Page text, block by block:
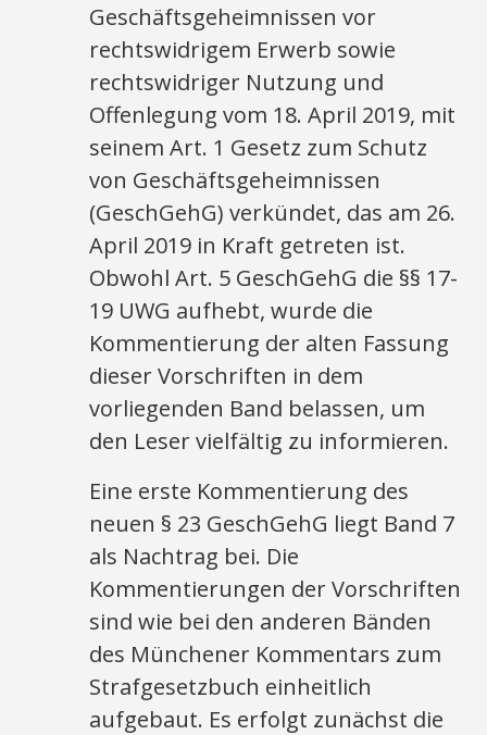
Geschäftsgeheimnissen vor
rechtswidrigem Erwerb sowie
rechtswidriger Nutzung und
Offenlegung vom 18. April 2019, mit
seinem Art. 1 Gesetz zum Schutz
von Geschäftsgeheimnissen
(GeschGehG) verkündet, das am 26.
April 2019 in Kraft getreten ist.
Obwohl Art. 5 GeschGehG die §§ 17-
19 UWG aufhebt, wurde die
Kommentierung der alten Fassung
dieser Vorschriften in dem
vorliegenden Band belassen, um
den Leser vielfältig zu informieren.
Eine erste Kommentierung des
neuen § 23 GeschGehG liegt Band 7
als Nachtrag bei. Die
Kommentierungen der Vorschriften
sind wie bei den anderen Bänden
des Münchener Kommentars zum
Strafgesetzbuch einheitlich
aufgebaut. Es erfolgt zunächst die